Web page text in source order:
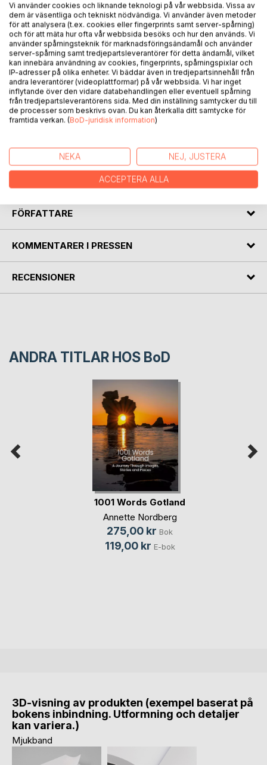
BESKRIVNING
I Nanoveller får du möta ett antal personer och händelser,
som från början varken hade något större samband eller
var avsedda att tryckas som bok. Men som av en händelse
började saker och ting vävas samman. Här får du möta
tomten och Haren, Doktor Kantsten, den Schweiziska All-
round-hunden, författaren själv och många andra.
Boken har en tydlig koppling till Jönköping mede omnejd.
Att detta nu blivit till en bok ser författaren som ett stort
personligt steg framåt, även om det också kan upplevas
som ett stort steg bakåt för mänskligheten.
FÖRFATTARE
KOMMENTARER I PRESSEN
RECENSIONER
ANDRA TITLAR HOS BoD
1001 Words Gotland
Annette Nordberg
275,00 kr Bok
119,00 kr E-bok
3D-visning av produkten (exempel baserat på
bokens inbindning. Utformning och detaljer
kan variera.)
Mjukband
Vi använder cookies och liknande teknologi på vår webbsida. Vissa av
dem är väsentliga och tekniskt nödvändiga. Vi använder även metoder
för att analysera (t.ex. cookies eller fingerprints samt server-spårning)
och för att mäta hur ofta vår webbsida besöks och hur den används. Vi
använder spårningsteknik för marknadsföringsändamål och använder
server-spårning samt tredjepartsleverantörer för detta ändamål, vilket
kan innebära användning av cookies, fingerprints, spårningspixlar och
IP-adresser på olika enheter. Vi bäddar även in tredjepartsinnehåll från
andra leverantörer (videoplattformar) på vår webbsida. Vi har inget
inflytande över den vidare databehandlingen eller eventuell spårning
från tredjepartsleverantörens sida. Med din inställning samtycker du till
de processer som beskrivs ovan. Du kan återkalla ditt samtycke för
framtida verkan. (BoD-juridisk information)
NEKA NEJ, JUSTERA
ACCEPTERA ALLA